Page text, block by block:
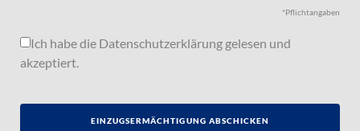
*Pflichtangaben
Ich habe die Datenschutzerklärung gelesen und
akzeptiert.